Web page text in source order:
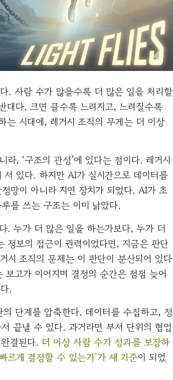
. 사람 수가 많을수록 더 많은 일을 처리할
대다. 크면 클수록 느려지고, 느려질수록
는 시대에, 레거시 조직의 무게는 더 이상
, ‘구조의 관성’에 있다는 점이다. 레거시
있다. 하지만 AI가 실시간으로 데이터를
망이 아니라 지연 장치가 되었다. AI가 초
를 쓰는 구조는 이미 낡았다.
. 누가 더 많은 일을 하는가보다, 누가 더
정보의 접근이 권력이었다면, 지금은 판단
시 조직의 문제는 이 판단이 분산되어 있다
고가 이어지며 결정의 순간은 점점 늦어
.
단계를 압축한다. 데이터를 수집하고, 정
끝낼 수 있다. 과거라면 부서 단위의 협업
결된다. 더 이상 사람 수가 성과를 보장하
르게 결정할 수 있는가’가 새 기준이 되었